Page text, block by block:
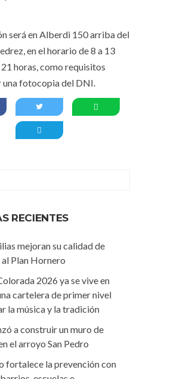
será en Alberdi 150 arriba del
en el horario de 8 a 13
horas, como requisitos
una fotocopia del DNI.
RECIENTES
mejoran su calidad de
Plan Hornero
2026 ya se vive en
cartelera de primer nivel
la música y la tradición
a construir un muro de
el arroyo San Pedro
fortalece la prevención con